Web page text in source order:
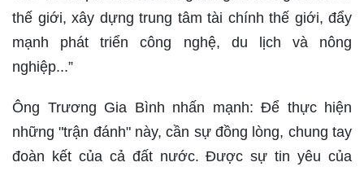
thế giới, xây dựng trung tâm tài chính thế giới, đẩy
mạnh phát triển công nghệ, du lịch và nông
nghiệp...”
Ông Trương Gia Bình nhấn mạnh: Để thực hiện
những "trận đánh" này, cần sự đồng lòng, chung tay
đoàn kết của cả đất nước. Được sự tin yêu của